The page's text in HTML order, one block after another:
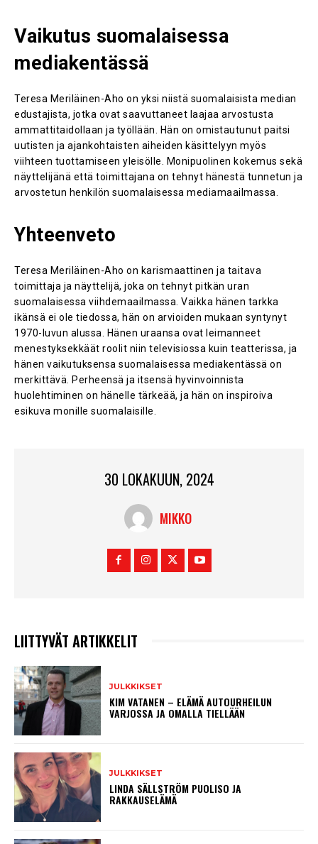
Vaikutus suomalaisessa
mediakentässä
Teresa Meriläinen-Aho on yksi niistä suomalaisista median
edustajista, jotka ovat saavuttaneet laajaa arvostusta
ammattitaidollaan ja työllään. Hän on omistautunut paitsi
uutisten ja ajankohtaisten aiheiden käsittelyyn myös
viihteen tuottamiseen yleisölle. Monipuolinen kokemus sekä
näyttelijänä että toimittajana on tehnyt hänestä tunnetun ja
arvostetun henkilön suomalaisessa mediamaailmassa.
Yhteenveto
Teresa Meriläinen-Aho on karismaattinen ja taitava
toimittaja ja näyttelijä, joka on tehnyt pitkän uran
suomalaisessa viihdemaailmassa. Vaikka hänen tarkka
ikänsä ei ole tiedossa, hän on arvioiden mukaan syntynyt
1970-luvun alussa. Hänen uraansa ovat leimanneet
menestyksekkäät roolit niin televisiossa kuin teatterissa, ja
hänen vaikutuksensa suomalaisessa mediakentässä on
merkittävä. Perheensä ja itsensä hyvinvoinnista
huolehtiminen on hänelle tärkeää, ja hän on inspiroiva
esikuva monille suomalaisille.
30 LOKAKUUN, 2024
MIKKO
LIITTYVÄT ARTIKKELIT
JULKKIKSET
KIM VATANEN – ELÄMÄ AUTOURHEILUN
VARJOSSA JA OMALLA TIELLÄÄN
JULKKIKSET
LINDA SÄLLSTRÖM PUOLISO JA
RAKKAUSELÄMÄ